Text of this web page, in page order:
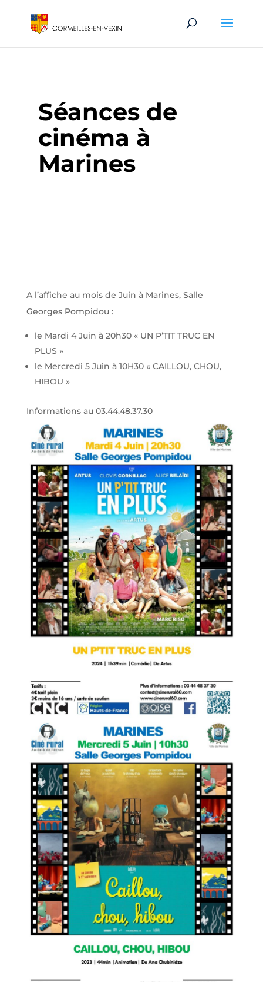
Séances de
cinéma à
Marines
A l’affiche au mois de Juin à Marines, Salle
Georges Pompidou :
le Mardi 4 Juin à 20h30 « UN P’TIT TRUC EN
PLUS »
le Mercredi 5 Juin à 10H30 « CAILLOU, CHOU,
HIBOU »
Informations au 03.44.48.37.30